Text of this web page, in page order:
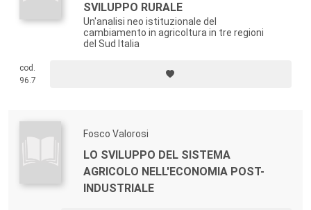
SVILUPPO RURALE
Un'analisi neo istituzionale del
cambiamento in agricoltura in tre regioni
del Sud Italia
cod.
96.7
Fosco Valorosi
LO SVILUPPO DEL SISTEMA
AGRICOLO NELL'ECONOMIA POST-
INDUSTRIALE